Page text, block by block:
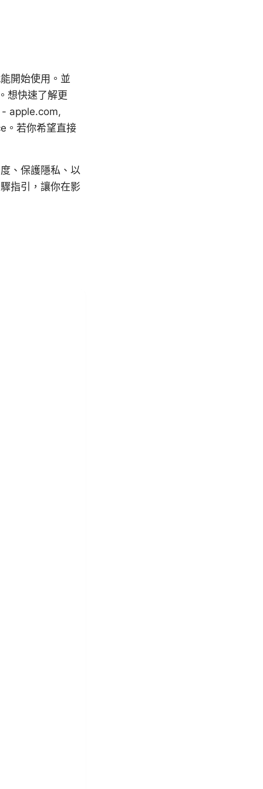
開始使用。並
想快速了解更
- apple.com,
若你希望直接
、保護隱私、以
指引，讓你在影